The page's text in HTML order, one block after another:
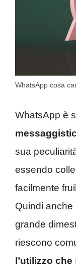
WhatsApp cosa
WhatsApp è
sua
essendo
facilmente
Quindi
grande
riescono
l’utilizzo